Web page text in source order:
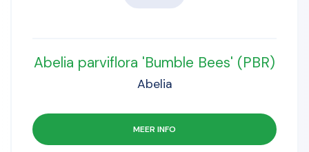
Abelia parviflora 'Bumble Bees' (PBR)
Abelia
MEER INFO